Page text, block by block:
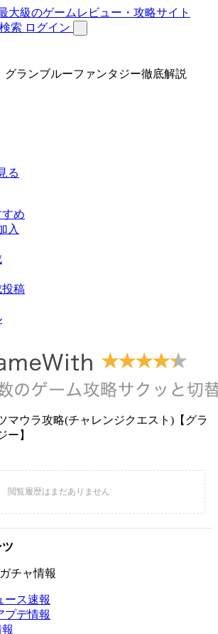
索 ログイン
グランブルーファンタジー徹底解説
る
め
入
稿
マウラ攻略(チャレンジクエスト)【グラ
ー】
チャ情報
ース速報
プデ情報